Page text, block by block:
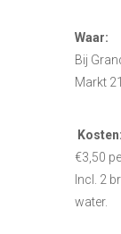
Waar:
Bij
Markt
Kosten:
€3,50
Incl. 2
water.